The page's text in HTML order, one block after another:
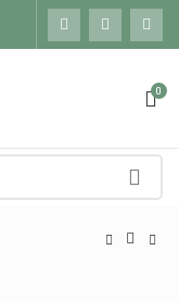
0